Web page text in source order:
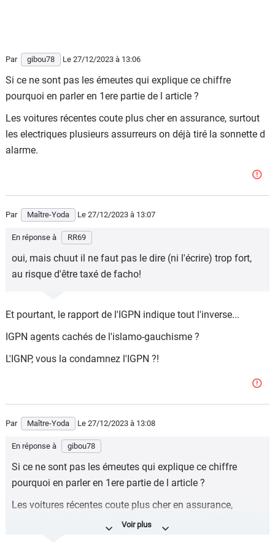
Par gibou78 Le 27/12/2023 à 13:06
Si ce ne sont pas les émeutes qui explique ce chiffre
pourquoi en parler en 1ere partie de l article ?
Les voitures récentes coute plus cher en assurance, surtout
les electriques plusieurs assurreurs on déjà tiré la sonnette d
alarme.
Par Maître-Yoda Le 27/12/2023 à 13:07
En réponse à RR69
oui, mais chuut il ne faut pas le dire (ni l'écrire) trop fort,
au risque d'être taxé de facho!
Et pourtant, le rapport de l'IGPN indique tout l'inverse...
IGPN agents cachés de l'islamo-gauchisme ?
L'IGNP, vous la condamnez l'IGPN ?!
Par Maître-Yoda Le 27/12/2023 à 13:08
En réponse à gibou78
Si ce ne sont pas les émeutes qui explique ce chiffre
pourquoi en parler en 1ere partie de l article ?
Les voitures récentes coute plus cher en assurance,
surtout les electriques plusieurs assurreurs on déjà tiré la